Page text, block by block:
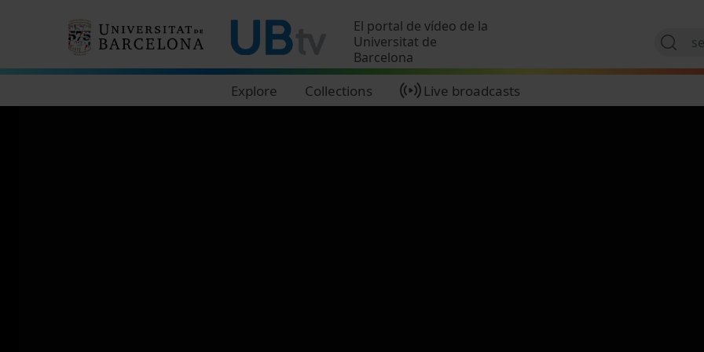
El portal de vídeo de la
Universitat de
Barcelona
Explore Collections Live broadcasts